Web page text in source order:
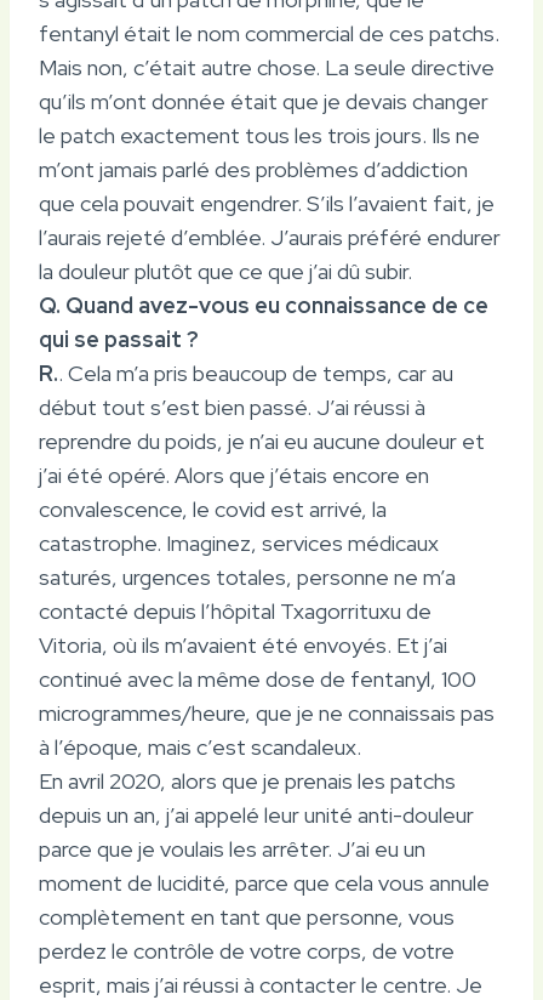
fentanyl était le nom commercial de ces patchs.
Mais non, c’était autre chose. La seule directive
qu’ils m’ont donnée était que je devais changer
le patch exactement tous les trois jours. Ils ne
m’ont jamais parlé des problèmes d’addiction
que cela pouvait engendrer. S’ils l’avaient fait, je
l’aurais rejeté d’emblée. J’aurais préféré endurer
la douleur plutôt que ce que j’ai dû subir.
Q. Quand avez-vous eu connaissance de ce
qui se passait ?
R.. Cela m’a pris beaucoup de temps, car au
début tout s’est bien passé. J’ai réussi à
reprendre du poids, je n’ai eu aucune douleur et
j’ai été opéré. Alors que j’étais encore en
convalescence, le covid est arrivé, la
catastrophe. Imaginez, services médicaux
saturés, urgences totales, personne ne m’a
contacté depuis l’hôpital Txagorrituxu de
Vitoria, où ils m’avaient été envoyés. Et j’ai
continué avec la même dose de fentanyl, 100
microgrammes/heure, que je ne connaissais pas
à l’époque, mais c’est scandaleux.
En avril 2020, alors que je prenais les patchs
depuis un an, j’ai appelé leur unité anti-douleur
parce que je voulais les arrêter. J’ai eu un
moment de lucidité, parce que cela vous annule
complètement en tant que personne, vous
perdez le contrôle de votre corps, de votre
esprit, mais j’ai réussi à contacter le centre. Je